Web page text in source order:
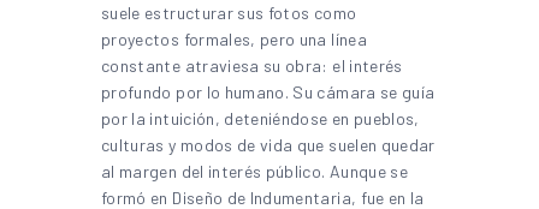
suele estructurar sus fotos como
proyectos formales, pero una línea
constante atraviesa su obra: el interés
profundo por lo humano. Su cámara se guía
por la intuición, deteniéndose en pueblos,
culturas y modos de vida que suelen quedar
al margen del interés público. Aunque se
formó en Diseño de Indumentaria, fue en la